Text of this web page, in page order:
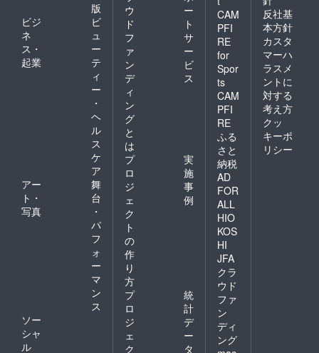
版
ビジ
ネ
ス・
起業
ビ
ュ
ー
テ
ィ
ー
・
ヘ
ル
ス
ケ
ア
アー
ト・
写真
舞
台
・
パ
フ
ォ
ー
マ
ン
ス
ソー
シャ
ル
ウ
ド
フ
ァ
ン
デ
ィ
ン
グ
と
は
ー
ト
サ
ー
ビ
ス
プ
ロ
ジ
ェ
ク
ト
の
作
り
方
実
施
事
例
プ
ロ
ジ
ェ
ク
統
計
デ
ー
タ
CAM
PFI
RE
for
Spor
ts
CAM
PFI
RE
ふる
さと
納税
AD
FOR
ALL
HIO
KOS
HI
JFA
クラ
ウド
ファ
ン
ディ
ング
反社基
本方針
カスタ
マーハ
ラスメ
ントに
対する
考え方
クッ
キーポ
リシー